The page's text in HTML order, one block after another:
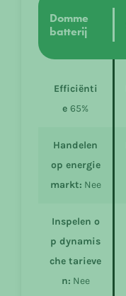
Domme
batterij
Efficiënti
e65%
Handelen
op energie
markt: Nee
Inspelen o
p dynamis
che tarieve
n: Nee